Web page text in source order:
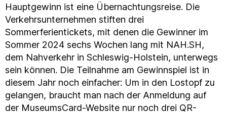
Hauptgewinn ist eine Übernachtungsreise. Die
Verkehrsunternehmen stiften drei
Sommerferientickets, mit denen die Gewinner im
Sommer 2024 sechs Wochen lang mit NAH.SH,
dem Nahverkehr in Schleswig-Holstein, unterwegs
sein können. Die Teilnahme am Gewinnspiel ist in
diesem Jahr noch einfacher: Um in den Lostopf zu
gelangen, braucht man nach der Anmeldung auf
der MuseumsCard-Website nur noch drei QR-